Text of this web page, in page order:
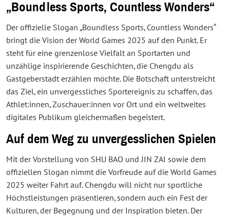
„Boundless Sports, Countless Wonders“
Der offizielle Slogan „Boundless Sports, Countless Wonders“
bringt die Vision der World Games 2025 auf den Punkt. Er
steht für eine grenzenlose Vielfalt an Sportarten und
unzählige inspirierende Geschichten, die Chengdu als
Gastgeberstadt erzählen möchte. Die Botschaft unterstreicht
das Ziel, ein unvergessliches Sportereignis zu schaffen, das
Athlet:innen, Zuschauer:innen vor Ort und ein weltweites
digitales Publikum gleichermaßen begeistert.
Auf dem Weg zu unvergesslichen Spielen
Mit der Vorstellung von SHU BAO und JIN ZAI sowie dem
offiziellen Slogan nimmt die Vorfreude auf die World Games
2025 weiter Fahrt auf. Chengdu will nicht nur sportliche
Höchstleistungen präsentieren, sondern auch ein Fest der
Kulturen, der Begegnung und der Inspiration bieten. Der